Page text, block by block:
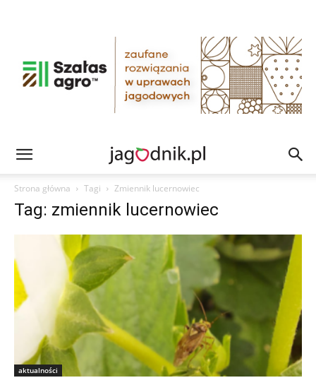
Strona główna Tagi Zmiennik lucernowiec
Tag: zmiennik lucernowiec
aktualności